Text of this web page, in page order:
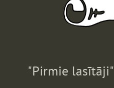
"Pirmie lasītāji"